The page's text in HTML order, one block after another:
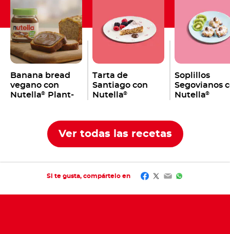
Banana bread
vegano con
Nutella® Plant-
Tarta de
Santiago con
Nutella®
Soplillos
Segovianos
Nutella®
Ver todas las recetas
Si te gusta, compártelo en Facebook
Twitter
EmailWhatsApp